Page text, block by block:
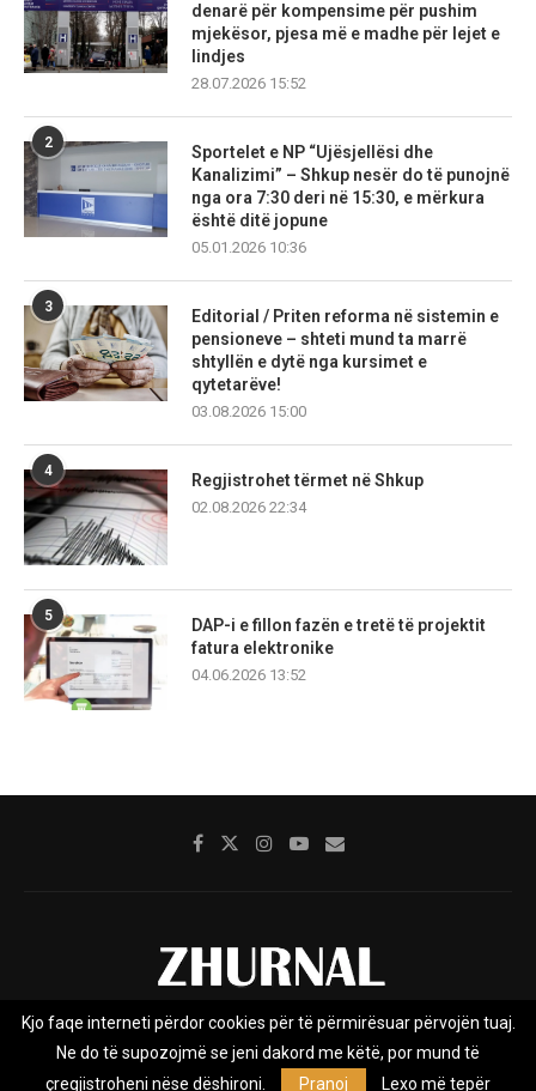
denarë për kompensime për pushim
mjekësor, pjesa më e madhe për lejet e
lindjes
28.07.2026 15:52
2
Sportelet e NP “Ujësjellësi dhe
Kanalizimi” – Shkup nesër do të punojnë
nga ora 7:30 deri në 15:30, e mërkura
është ditë jopune
05.01.2026 10:36
3
Editorial / Priten reforma në sistemin e
pensioneve – shteti mund ta marrë
shtyllën e dytë nga kursimet e
qytetarëve!
03.08.2026 15:00
4
Regjistrohet tërmet në Shkup
02.08.2026 22:34
5
DAP-i e fillon fazën e tretë të projektit
fatura elektronike
04.06.2026 13:52
Rreth nesh Impresumi Marketing
Privacy Policy
Kjo faqe interneti përdor cookies për të përmirësuar përvojën tuaj.
Ne do të supozojmë se jeni dakord me këtë, por mund të
çregjistroheni nëse dëshironi.
Pranoj Lexo më tepër